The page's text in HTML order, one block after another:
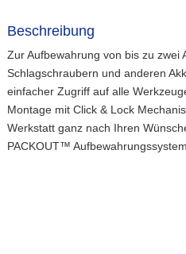
Beschreibung
Zur Aufbewahrung von bis zu zwei
Schlagschraubern und anderen
einfacher Zugriff auf alle
Montage mit Click & Lock
Werkstatt ganz nach Ihren
PACKOUT™